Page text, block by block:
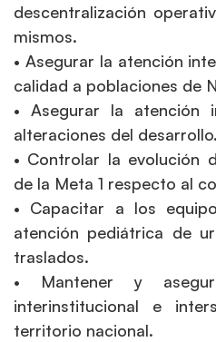
descentralización
mismos.
• Asegurar la atención
calidad a poblaciones de
• Asegurar la atención
alteraciones del desarrollo.
• Controlar la evolución
de la Meta 1 respecto al
• Capacitar a los
atención pediátrica de
traslados.
• Mantener y
interinstitucional e
territorio nacional.